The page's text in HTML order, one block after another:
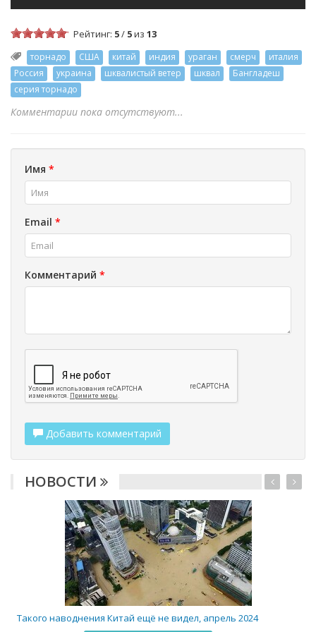
Рейтинг: 5/ 5из 13
торнадо США китай индия ураган смерч
италия
Россия
украина шквалистый ветер шквал
Бангладеш
серия торнадо
Комментарии пока отсутствуют...
Имя *
Email *
Комментарий *
Добавить комментарий
НОВОСТИ
Такого наводнения Китай ещё не видел, апрель 2024